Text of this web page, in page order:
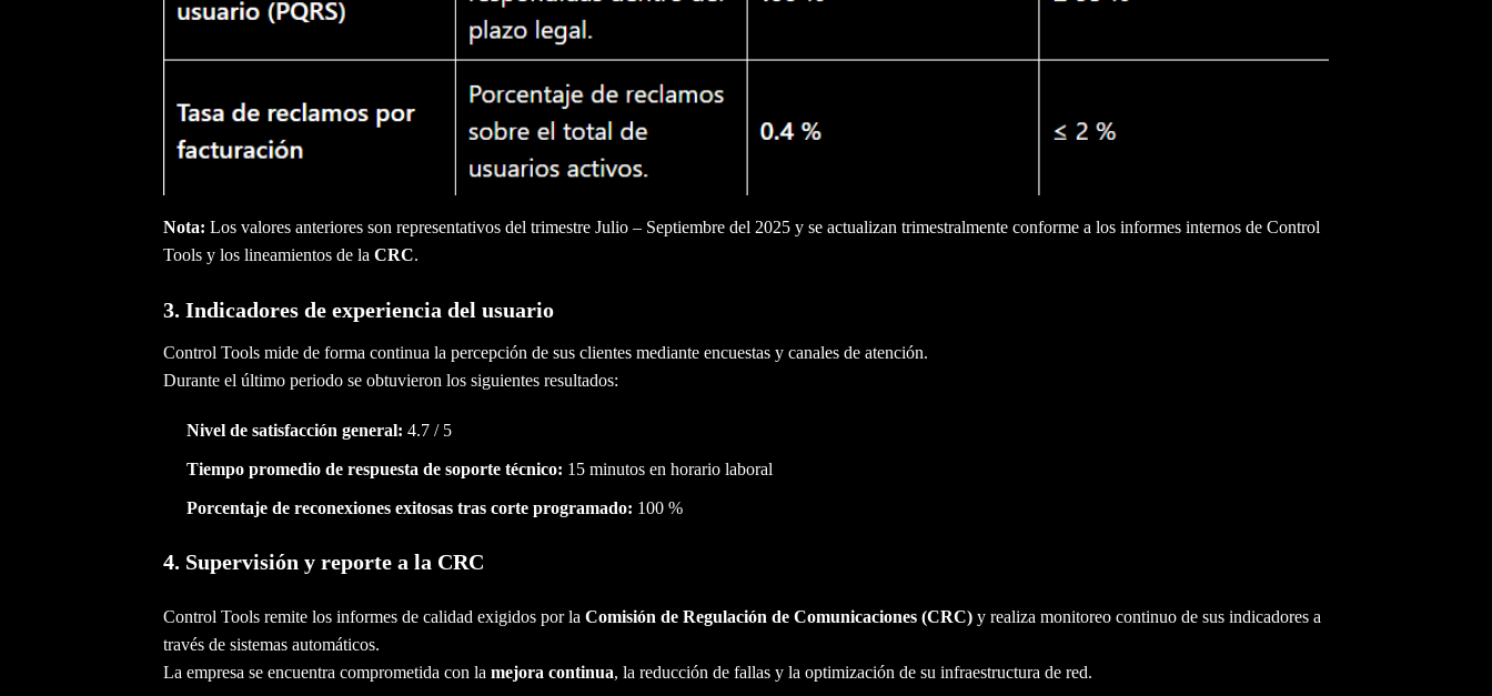
Nota: Los valores anteriores son representativos del trimestre Julio – Septiembre del 2025 y se actualizan trimestralmente conforme a los informes internos de Control
Tools y los lineamientos de la CRC.
3. Indicadores de experiencia del usuario
Control Tools mide de forma continua la percepción de sus clientes mediante encuestas y canales de atención.
Durante el último periodo se obtuvieron los siguientes resultados:
Nivel de satisfacción general: 4.7 / 5
Tiempo promedio de respuesta de soporte técnico: 15 minutos en horario laboral
Porcentaje de reconexiones exitosas tras corte programado: 100 %
4. Supervisión y reporte a la CRC
Control Tools remite los informes de calidad exigidos por la Comisión de Regulación de Comunicaciones (CRC) y realiza monitoreo continuo de sus indicadores a
través de sistemas automáticos.
La empresa se encuentra comprometida con la mejora continua, la reducción de fallas y la optimización de su infraestructura de red.